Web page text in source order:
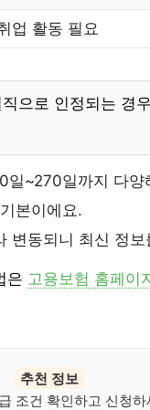
업 활동 필요
으로 인정되는 경
일~270일까지 다양
본이에요.
변동되니 최신 정
은 고용보험 홈페이
추천 정보
조건 확인하고 신청하